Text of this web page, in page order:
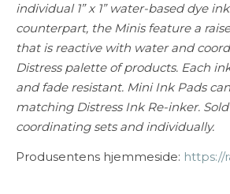
individual 1” x 1” water-based dye
counterpart, the Minis feature a
that is reactive with water and
Distress palette of products. Each
and fade resistant. Mini Ink Pads
matching Distress Ink Re-inker.
coordinating sets and individually.
Produsentens hjemmeside: https://